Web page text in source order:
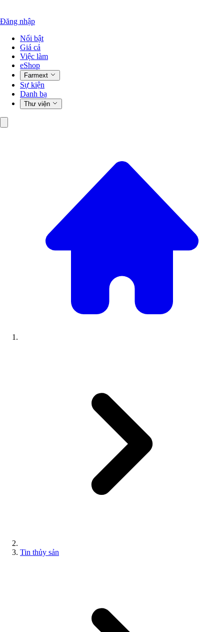
Đăng nhập
Nổi bật
Giá cả
Việc làm
eShop
Farmext
Sự kiện
Danh bạ
Thư viện
Tin thủy sản